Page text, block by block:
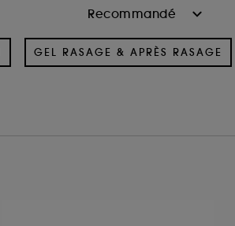
GEL RASAGE & APRÈS RASAGE